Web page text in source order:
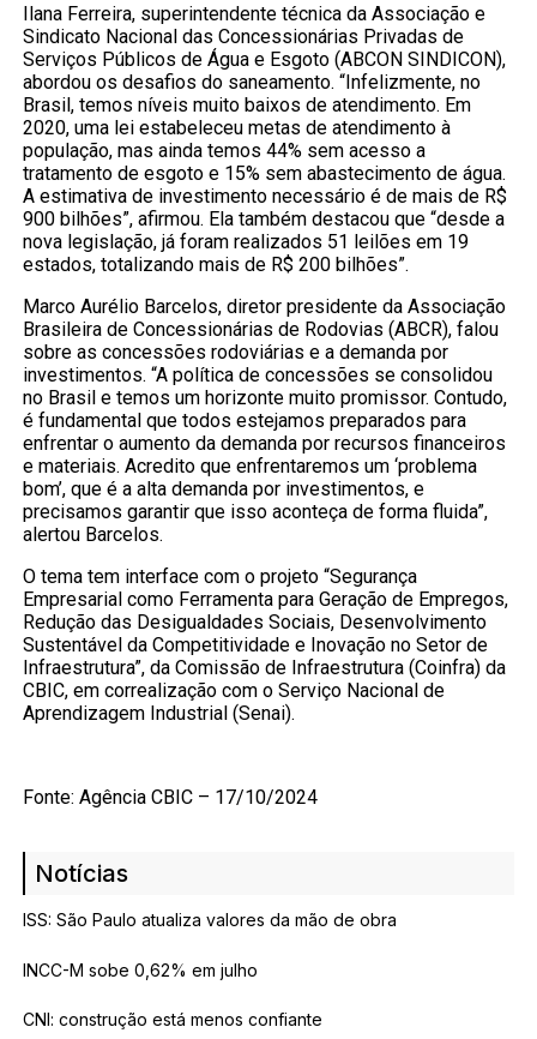
Ilana Ferreira, superintendente técnica da Associação e
Sindicato Nacional das Concessionárias Privadas de
Serviços Públicos de Água e Esgoto (ABCON SINDICON),
abordou os desafios do saneamento. “Infelizmente, no
Brasil, temos níveis muito baixos de atendimento. Em
2020, uma lei estabeleceu metas de atendimento à
população, mas ainda temos 44% sem acesso a
tratamento de esgoto e 15% sem abastecimento de água.
A estimativa de investimento necessário é de mais de R$
900 bilhões”, afirmou. Ela também destacou que “desde a
nova legislação, já foram realizados 51 leilões em 19
estados, totalizando mais de R$ 200 bilhões”.
Marco Aurélio Barcelos, diretor presidente da Associação
Brasileira de Concessionárias de Rodovias (ABCR), falou
sobre as concessões rodoviárias e a demanda por
investimentos. “A política de concessões se consolidou
no Brasil e temos um horizonte muito promissor. Contudo,
é fundamental que todos estejamos preparados para
enfrentar o aumento da demanda por recursos financeiros
e materiais. Acredito que enfrentaremos um ‘problema
bom’, que é a alta demanda por investimentos, e
precisamos garantir que isso aconteça de forma fluida”,
alertou Barcelos.
O tema tem interface com o projeto “Segurança
Empresarial como Ferramenta para Geração de Empregos,
Redução das Desigualdades Sociais, Desenvolvimento
Sustentável da Competitividade e Inovação no Setor de
Infraestrutura”, da Comissão de Infraestrutura (Coinfra) da
CBIC, em correalização com o Serviço Nacional de
Aprendizagem Industrial (Senai).
Fonte: Agência CBIC – 17/10/2024
Notícias
ISS: São Paulo atualiza valores da mão de obra
INCC-M sobe 0,62% em julho
CNI: construção está menos confiante